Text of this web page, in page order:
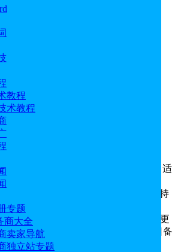
教程
术教程
专题
商大全
卖家导航
独立站专题
巴黎
。
务器推荐
虚拟主机产品方案
以选择GrowBig方案，不限建站数量，适
网站建设。
限建站数量、20GB空间不限流量、支持
次数，不限数据库，免费邮箱。
WordPress安装，WordPress程序自动更
、免费CDN，支持SSH连接，支持每日备
比高。